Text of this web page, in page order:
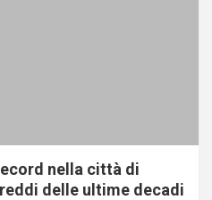
nella città di
delle ultime decadi